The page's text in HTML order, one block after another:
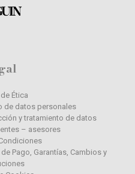
Ética
de datos personales
y tratamiento de datos
– asesores
Pago, Garantías, Cambios y